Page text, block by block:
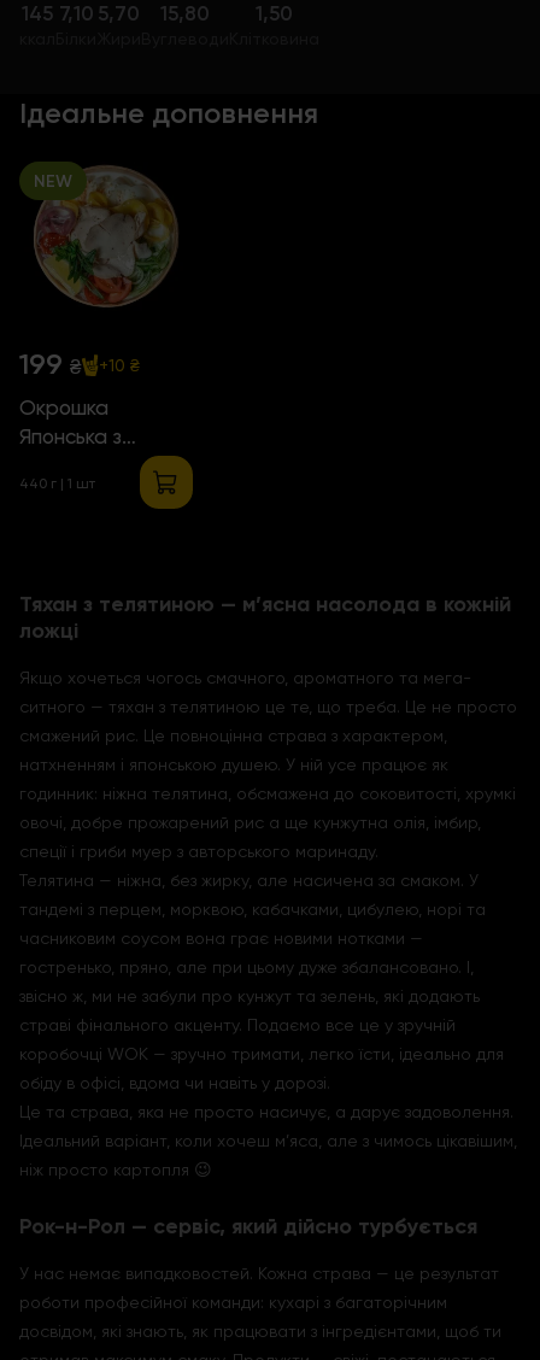
145 7,10 5,70 15,80 1,50
Ідеальне доповнення
NEW
199 ₴ +10 ₴
Окрошка
Японська з
440 г | 1 шт
Тяхан з телятиною — м’ясна насолода в кожній
ложці
Якщо хочеться чогось смачного, ароматного та мега-
ситного — тяхан з телятиною це те, що треба. Це не просто
смажений рис. Це повноцінна страва з характером,
натхненням і японською душею. У ній усе працює як
годинник: ніжна телятина, обсмажена до соковитості, хрумкі
овочі, добре прожарений рис а ще кунжутна олія, імбир,
спеції і гриби муер з авторського маринаду.
Телятина — ніжна, без жирку, але насичена за смаком. У
тандемі з перцем, морквою, кабачками, цибулею, норі та
часниковим соусом вона грає новими нотками —
гостренько, пряно, але при цьому дуже збалансовано. І,
звісно ж, ми не забули про кунжут та зелень, які додають
страві фінального акценту. Подаємо все це у зручній
коробочці WOK — зручно тримати, легко їсти, ідеально для
обіду в офісі, вдома чи навіть у дорозі.
Це та страва, яка не просто насичує, а дарує задоволення.
Ідеальний варіант, коли хочеш м’яса, але з чимось цікавішим,
ніж просто картопля 😉
Рок-н-Рол — сервіс, який дійсно турбується
У нас немає випадковостей. Кожна страва — це результат
роботи професійної команди: кухарі з багаторічним
досвідом, які знають, як працювати з інгредієнтами, щоб ти